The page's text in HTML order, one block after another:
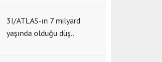
3I/ATLAS-ın 7 milyard
yaşında olduğu düş..